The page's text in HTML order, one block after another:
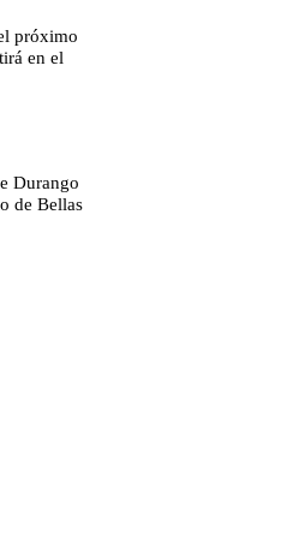
próximo
en el
Durango
de Bellas